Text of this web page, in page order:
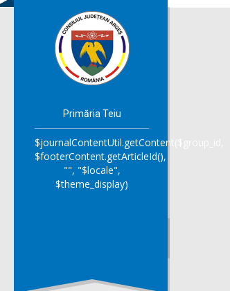
Primăria Teiu
$journalContentUtil.getContent($group_id,
$footerContent.getArticleId(),
"", "$locale",
$theme_display)